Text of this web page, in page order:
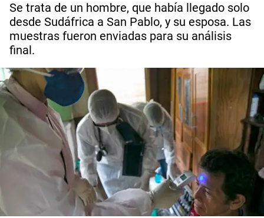
Se trata de un hombre, que había llegado solo
desde Sudáfrica a San Pablo, y su esposa. Las
muestras fueron enviadas para su análisis
final.